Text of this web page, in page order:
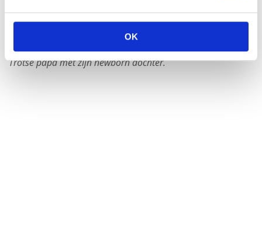
OK
Trotse papa met zijn newborn dochter.